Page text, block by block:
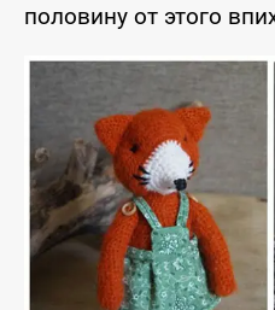
половину от этого